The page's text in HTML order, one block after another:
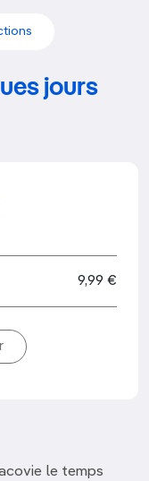
jours
9,99 €
le temps